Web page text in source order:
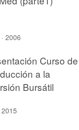
2006
Curso de
a la
Bursátil
2015